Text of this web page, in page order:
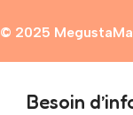
© 2025
Besoin